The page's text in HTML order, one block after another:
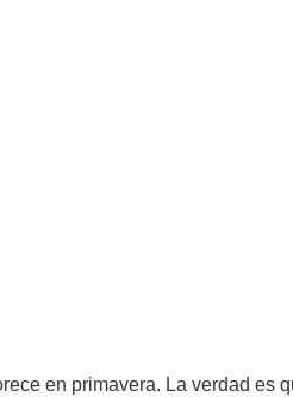
en primavera. La verdad es